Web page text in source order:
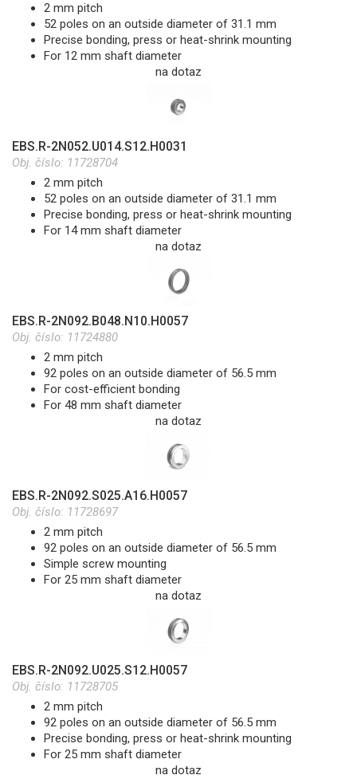
2 mm pitch
52 poles on an outside diameter of 31.1 mm
Precise bonding, press or heat-shrink mounting
For 12 mm shaft diameter
na dotaz
EBS.R-2N052.U014.S12.H0031
Obj. číslo: 11728704
2 mm pitch
52 poles on an outside diameter of 31.1 mm
Precise bonding, press or heat-shrink mounting
For 14 mm shaft diameter
na dotaz
EBS.R-2N092.B048.N10.H0057
Obj. číslo: 11724880
2 mm pitch
92 poles on an outside diameter of 56.5 mm
For cost-efficient bonding
For 48 mm shaft diameter
na dotaz
EBS.R-2N092.S025.A16.H0057
Obj. číslo: 11728697
2 mm pitch
92 poles on an outside diameter of 56.5 mm
Simple screw mounting
For 25 mm shaft diameter
na dotaz
EBS.R-2N092.U025.S12.H0057
Obj. číslo: 11728705
2 mm pitch
92 poles on an outside diameter of 56.5 mm
Precise bonding, press or heat-shrink mounting
For 25 mm shaft diameter
na dotaz